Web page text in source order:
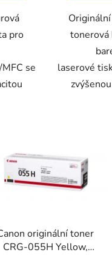
pro
se
tonerová
laserové
originální toner
CRG-055H Yellow,